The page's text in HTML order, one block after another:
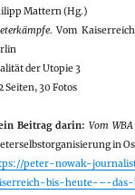
Mattern (Hg.)
. Vom
der Utopie 3
Seiten, 30 Fotos
Beitrag darin: Vom
in
peter-nowak-
bis-heute-–-